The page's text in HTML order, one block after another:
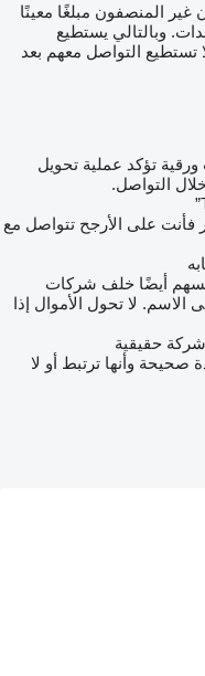
غير المنصفون مبلغًا معينًا
وبالتالي يستطيع
تستطيع التواصل معهم بعد
تؤكد عملية تحويل
التواصل.
فأنت على الأرجح تتواصل مع
أيضًا خلف شركات
لا تحول الأموال إذا
شركة حقيقية
صحيحة وأنها ترتبط أو لا